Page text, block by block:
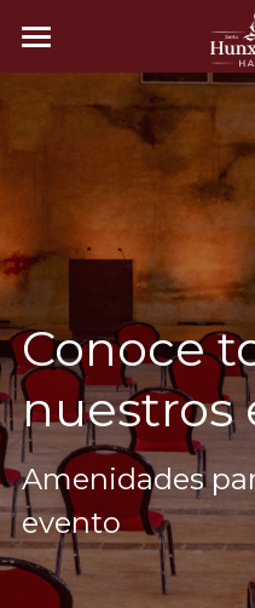
Principal
Eventos
Bodas
Eventos sociales
Empresariales
Graduaciones
Espacios
Cuarto máquinas
Habitaciones
Explanada
Jardín principal
Jardín de los
Jardín árbol
Explanada de
Contacto
Conoce
nuestros
Amenidades
evento